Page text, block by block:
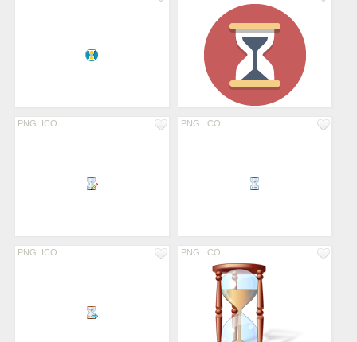
PNG ICO PNG ICO
PNG ICO PNG ICO